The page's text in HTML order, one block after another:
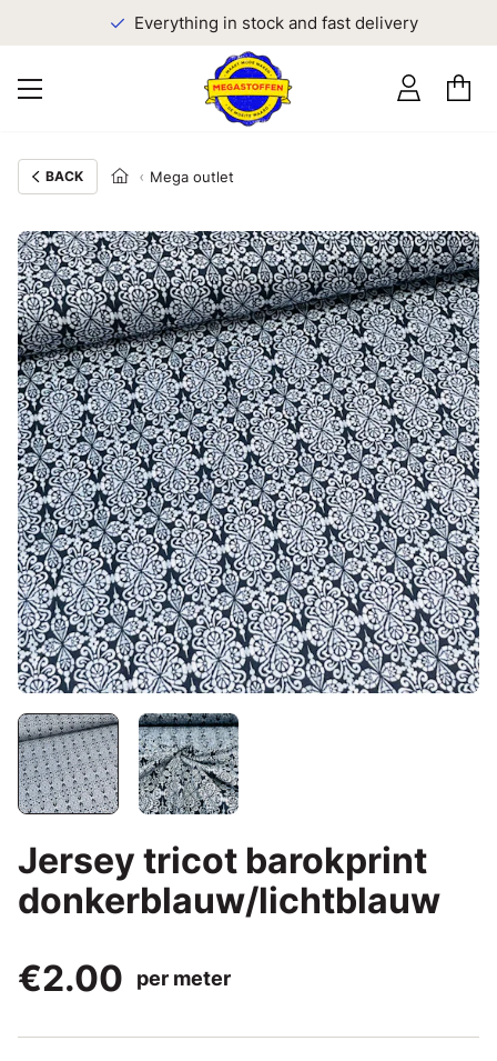
Everything in stock and fast delivery
BACK Mega outlet
Jersey tricot barokprint
donkerblauw/lichtblauw
€2.00
per meter